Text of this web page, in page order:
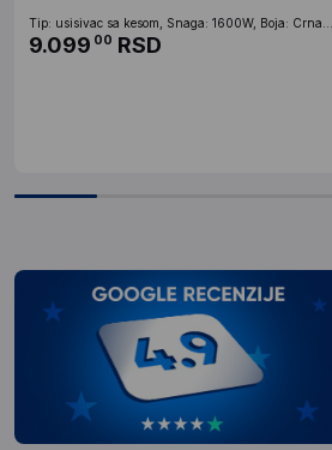
Tip: usisivac sa kesom, Snaga: 1600W, Boja: Crna...
9.099 00 RSD